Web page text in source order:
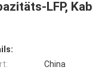
LFP,
China